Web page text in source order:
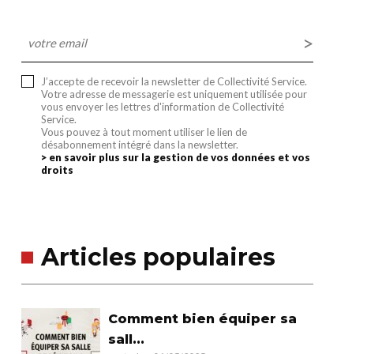
mail
J’accepte de recevoir la newsletter de Collectivité Service.
Votre adresse de messagerie est uniquement utilisée pour
vous envoyer les lettres d'information de Collectivité
Service.
Vous pouvez à tout moment utiliser le lien de
désabonnement intégré dans la newsletter.
> en savoir plus sur la gestion de vos données et vos
droits
Articles populaires
Comment bien équiper sa
sall...